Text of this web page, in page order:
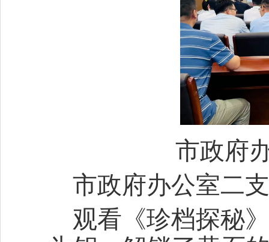
市政府
市政府办公室二
观看《珍档探秘